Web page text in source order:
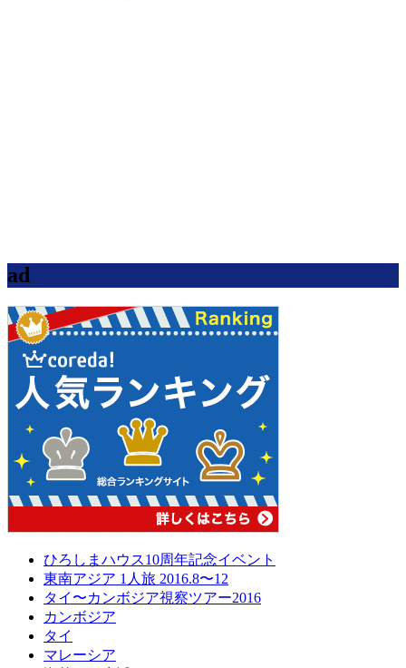
ad
ひろしまハウス10周年記念イベント
東南アジア 1人旅 2016.8〜12
タイ〜カンボジア視察ツアー2016
カンボジア
タイ
マレーシア